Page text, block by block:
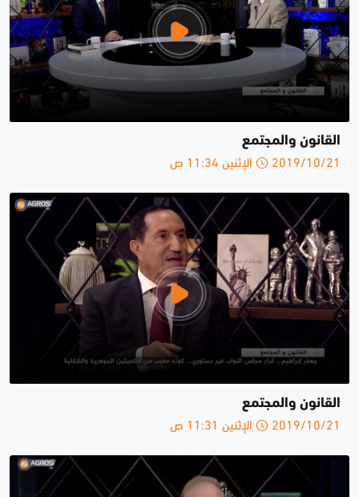
القانون والمجتمع
2019/10/21 الإثنين 11:34 ص
القانون والمجتمع
2019/10/21 الإثنين 11:31 ص